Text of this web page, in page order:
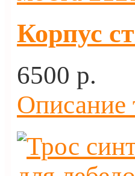
Корпус
6500 p.
Описание